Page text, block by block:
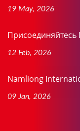
19 May, 2026
Присоединяйтесь
12 Feb, 2026
Namliong
09 Jan, 2026